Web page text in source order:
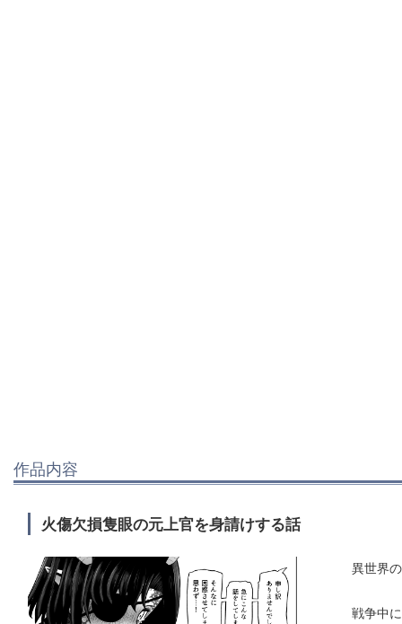
作品内容
火傷欠損隻眼の元上官を身請けする話
異世界
戦争中